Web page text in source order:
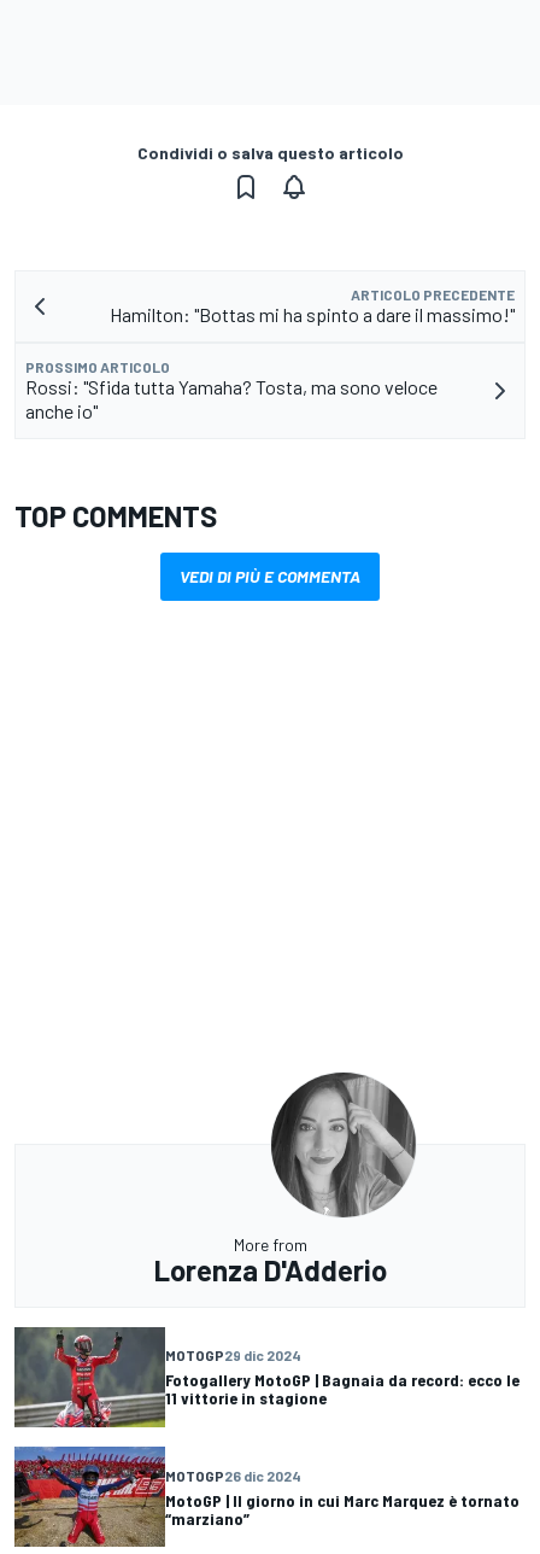
Condividi o salva questo articolo
ARTICOLO PRECEDENTE
Hamilton: "Bottas mi ha spinto a dare il massimo!"
PROSSIMO ARTICOLO
Rossi: "Sfida tutta Yamaha? Tosta, ma sono veloce
anche io"
TOP COMMENTS
VEDI DI PIÙ E COMMENTA
More from
Lorenza D'Adderio
MOTOGP29 dic 2024
Fotogallery MotoGP | Bagnaia da record: ecco le
11 vittorie in stagione
MOTOGP26 dic 2024
MotoGP | Il giorno in cui Marc Marquez è tornato
“marziano”